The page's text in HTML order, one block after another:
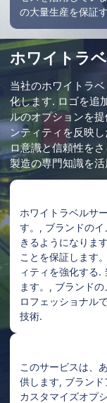
の大量生産を保証
ホワイトラ
当社のホワイトラ
化します. ロゴを追
ルのオプションを
ンティティを反映
ロ意識と信頼性を
製造の専門知識を
ホワイトラベルサ
す。, ブランドの
きるようになりま
ことを保証します
ィティを強化する.
ます。, ブランド
ロフェッショナル
技術.
このサービスは、
供します, ブラン
カスタマイズオプ